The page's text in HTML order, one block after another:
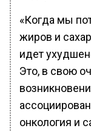
«Когда мы
жиров и
идет
Это, в свою
онкология и